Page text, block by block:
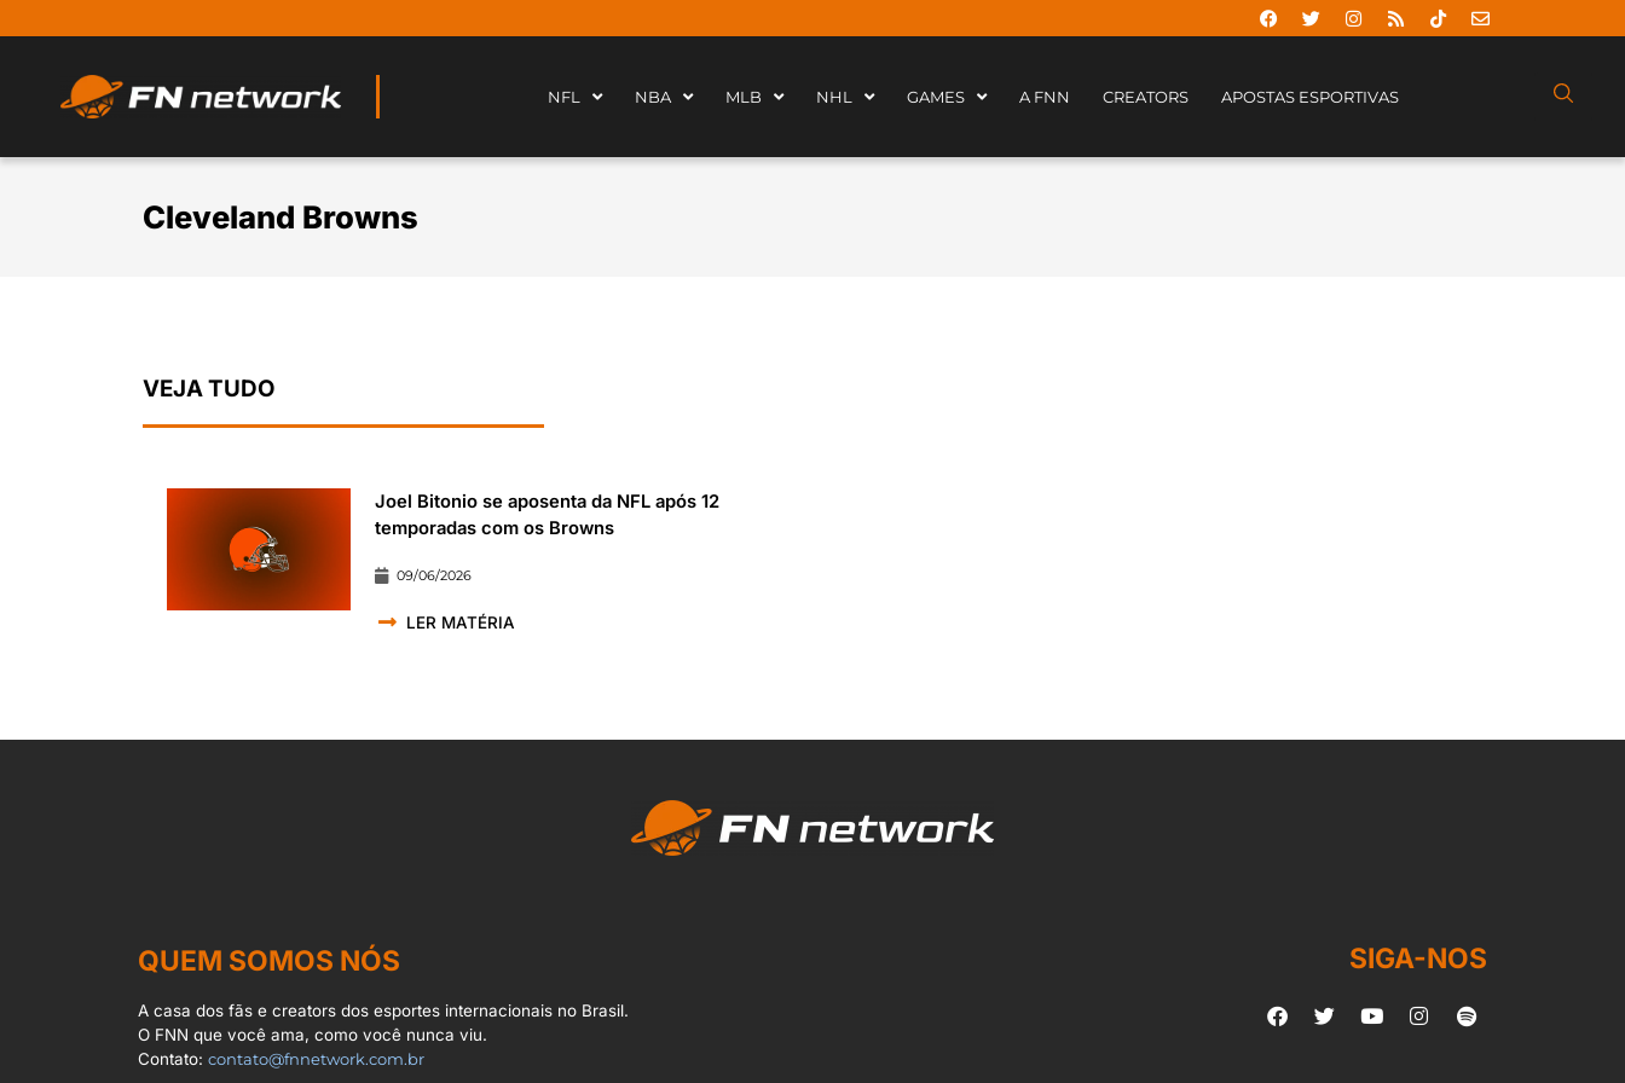
NFL NBA MLB NHL GAMES A FNN CREATORS APOSTAS ESPORTIVAS
Cleveland Browns
VEJA TUDO
Joel Bitonio se aposenta da NFL após 12
temporadas com os Browns
09/06/2026
LER MATÉRIA
QUEM SOMOS NÓS
A casa dos fãs e creators dos esportes internacionais no Brasil.
O FNN que você ama, como você nunca viu.
Contato:contato@fnnetwork.com.br
SIGA-NOS